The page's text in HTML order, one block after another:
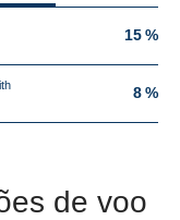
15 %
8 %
de voo